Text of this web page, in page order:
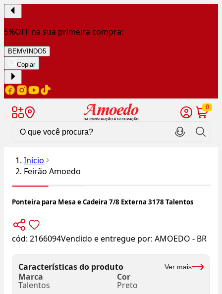
5%OFF na sua primeira compra:
BEMVINDO5
Copiar
0
Início
Feirão Amoedo
Ponteira para Mesa e Cadeira 7/8 Externa 3178 Talentos
cód: 2166094Vendido e entregue por: AMOEDO - BR
Características do produto Ver mais
Marca
Talentos
Cor
Preto